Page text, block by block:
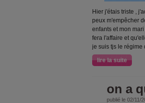
Hier j'étais triste ,
peux m'empêcher
enfants et mon
fera l'affaire et
je suis tjs le régime
lire la suite
on a
publié le 02/11/